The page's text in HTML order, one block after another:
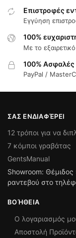
Επιστροφές
Εγγύηση
100%
Με το
100%
PayPal /
ΣΑΣ ΕΝΔΙΑΦΈΡΕΙ
12 τρόποι για να
7 κόμποι γραβάτας
GentsManual
Showroom:
ραντεβού στο
ΒΟΉΘΕΙΑ
Ο λογαριασμός
Αποστολή